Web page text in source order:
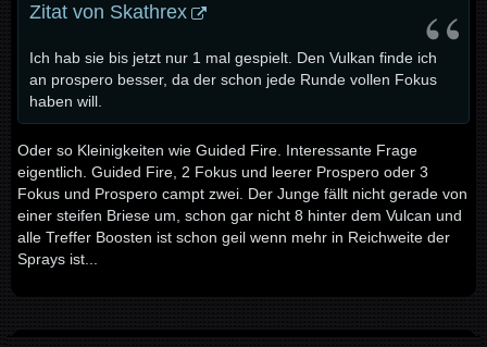
Zitat von Skathrex
Ich hab sie bis jetzt nur 1 mal gespielt. Den Vulkan finde ich
an prospero besser, da der schon jede Runde vollen Fokus
haben will.
Oder so Kleinigkeiten wie Guided Fire. Interessante Frage
eigentlich. Guided Fire, 2 Fokus und leerer Prospero oder 3
Fokus und Prospero campt zwei. Der Junge fällt nicht gerade von
einer steifen Briese um, schon gar nicht 8 hinter dem Vulcan und
alle Treffer Boosten ist schon geil wenn mehr in Reichweite der
Sprays ist...